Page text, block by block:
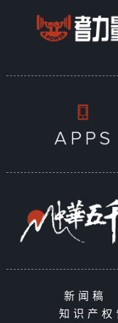
新闻稿
知识产